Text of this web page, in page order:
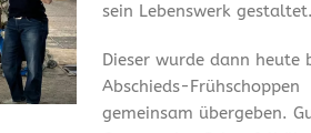
sein Lebenswerk gestaltet.
Dieser wurde dann heute
Abschieds-Frühschoppen
gemeinsam übergeben.